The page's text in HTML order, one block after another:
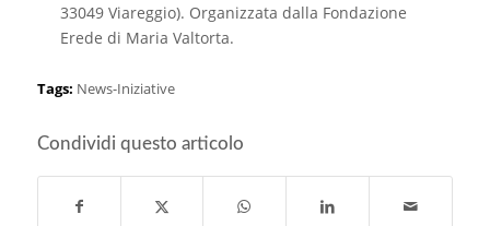
33049 Viareggio). Organizzata dalla Fondazione
Erede di Maria Valtorta.
Tags: News-Iniziative
Condividi questo articolo